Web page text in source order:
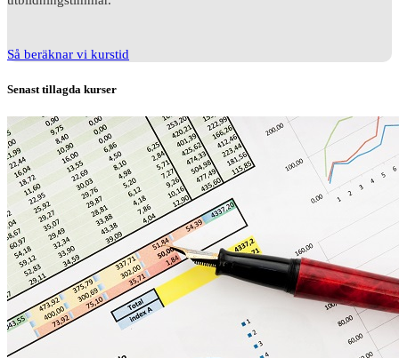
Så beräknar vi kurstid
Senast tillagda kurser